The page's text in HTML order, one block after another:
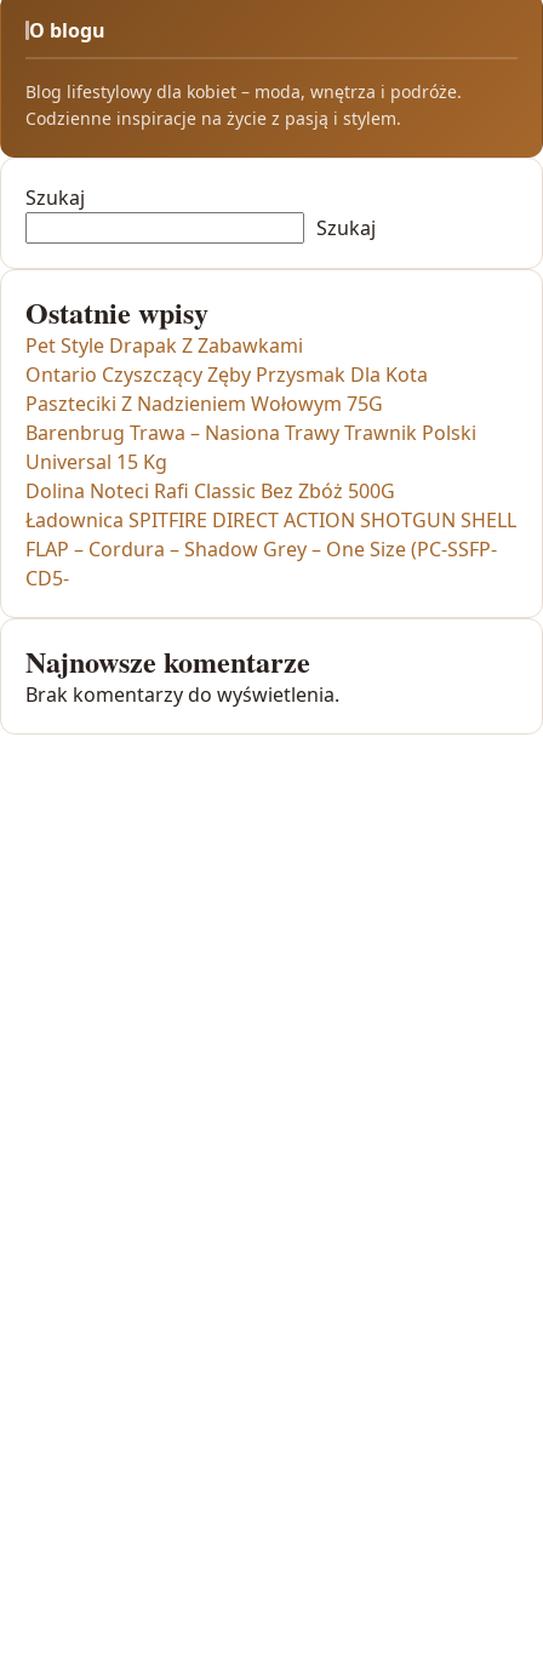
O blogu
Blog lifestylowy dla kobiet – moda, wnętrza i podróże.
Codzienne inspiracje na życie z pasją i stylem.
Szukaj
Szukaj
Ostatnie wpisy
Pet Style Drapak Z Zabawkami
Ontario Czyszczący Zęby Przysmak Dla Kota
Paszteciki Z Nadzieniem Wołowym 75G
Barenbrug Trawa – Nasiona Trawy Trawnik Polski
Universal 15 Kg
Dolina Noteci Rafi Classic Bez Zbóż 500G
Ładownica SPITFIRE DIRECT ACTION SHOTGUN SHELL
FLAP – Cordura – Shadow Grey – One Size (PC-SSFP-
CD5-
Najnowsze komentarze
Brak komentarzy do wyświetlenia.